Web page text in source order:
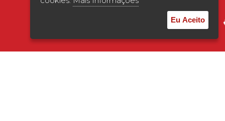
Eu Aceito